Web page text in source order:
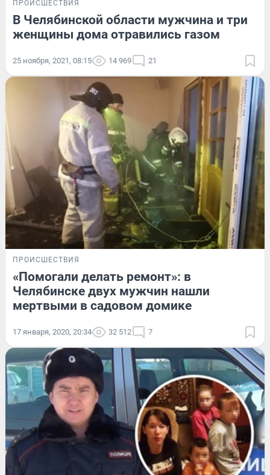
ПРОИСШЕСТВИЯ
В Челябинской области мужчина и три
женщины дома отравились газом
25 ноября, 2021, 08:15 14 969 21
ПРОИСШЕСТВИЯ
«Помогали делать ремонт»: в
Челябинске двух мужчин нашли
мертвыми в садовом домике
17 января, 2020, 20:34 32 512 7